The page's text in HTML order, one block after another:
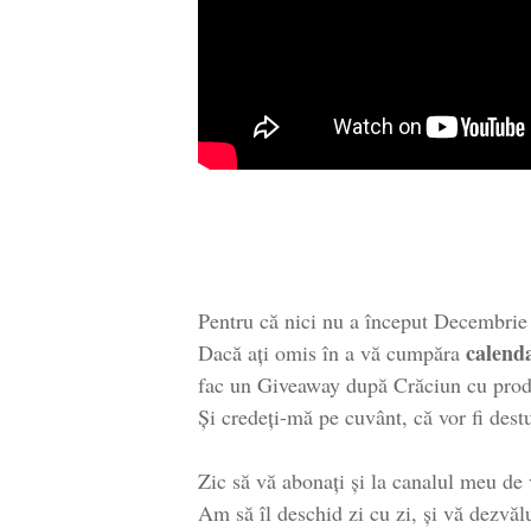
Pentru că nici nu a început
Dacă ați omis în a vă cumpăra
fac un Giveaway după Crăciun cu
Și credeți-mă pe cuvânt, că vor fi
Zic să vă abonați și la canalul meu de
Am să îl deschid zi cu zi, și vă